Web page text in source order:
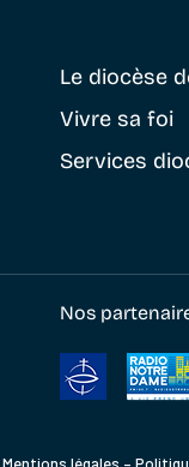
Le diocèse
Vivre sa foi
Services
Nos